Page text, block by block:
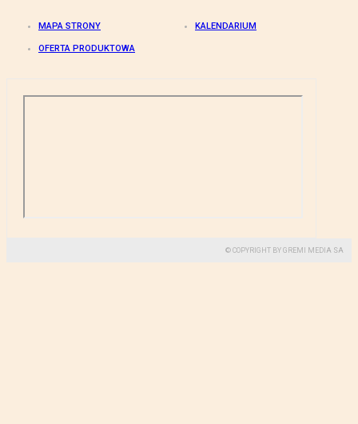
MAPA STRONY KALENDARIUM
OFERTA PRODUKTOWA
© COPYRIGHT BY GREMI MEDIA SA